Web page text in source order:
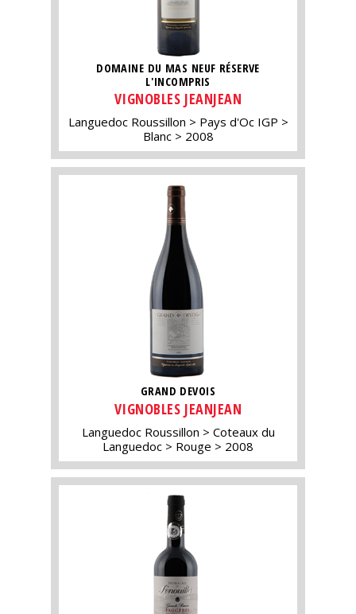
DOMAINE DU MAS NEUF RÉSERVE
L'INCOMPRIS
VIGNOBLES JEANJEAN
Languedoc Roussillon
Pays d'Oc IGP
Blanc
2008
GRAND DEVOIS
VIGNOBLES JEANJEAN
Languedoc Roussillon
Coteaux du
Languedoc
Rouge 2008